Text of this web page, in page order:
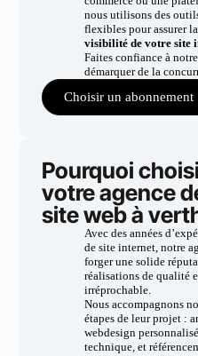
nous utilisons des
flexibles pour assurer
visibilité de votre site
Faites confiance à
démarquer de la
Choisir un abonnement
Pourquoi
votre agence
site web à
Avec des années
de site internet, notre
forger une solide
réalisations de qualité
irréprochable.
Nous accompagnons
étapes de leur projet :
webdesign
technique, et